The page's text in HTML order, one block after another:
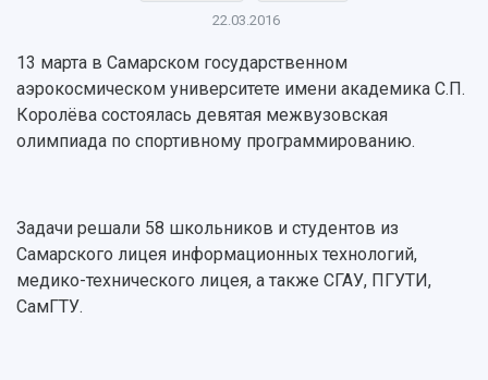
Об университете
История
Ключевые факты
Рейтинги
Попечительский совет
Ученый совет
Ректорат
Новости
Главные новости
Бортжурнал
Объявления
Пресс-центр
Газета "Полет"
Газета "Самарский университет"
Образование
Почему я выбираю Самарский университет?
Абитуриенту
Бакалавриат и специалитет
Учебные планы
Дополнительное образование
Институты и факультеты
Научно-исследовательская деятельность
Основные научные направления
Научные школы и ведущие научные коллективы
Диссертационные советы
Научно-технический совет
Научные проекты и темы
22.03.2016
13 марта в Самарском государственном
аэрокосмическом университете имени академика С.П.
Королёва состоялась девятая межвузовская
олимпиада по спортивному программированию.
Задачи решали 58 школьников и студентов из
Самарского лицея информационных технологий,
медико-технического лицея, а также СГАУ, ПГУТИ,
СамГТУ.